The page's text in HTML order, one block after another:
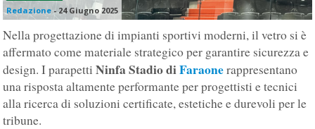
Redazione -24 Giugno 2025
Nella progettazione di impianti sportivi moderni, il vetro si è
affermato come materiale strategico per garantire sicurezza e
design. I parapettiNinfa Stadio diFaraonerappresentano
una risposta altamente performante per progettisti e tecnici
alla ricerca di soluzioni certificate, estetiche e durevoli per le
tribune.